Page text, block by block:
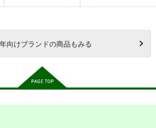
向けブランドの商品もみる